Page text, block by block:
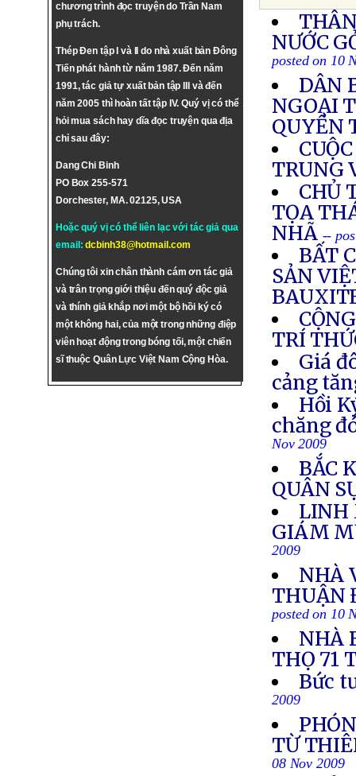
chương trình đọc truyện do Trần Nam
phụ trách.
Thép Đen tập I và II do nhà xuất bản Đông
Tiến phát hành từ năm 1987. Đến năm
1991, tác giả tự xuất bản tập III và đến
năm 2005 thì hoàn tất tập IV. Quý vị có thể
hỏi mua sách hay dĩa đọc truyện qua địa
chỉ sau đây:
Dang Chi Binh
PO Box 255-571
Dorchester, MA. 02125, USA
Hoặc quý vị có thể liên lạc với tác giả qua
email:dcbinh38@hotmail.com
Chúng tôi xin chân thành cám ơn tác giả
và trân trọng giới thiệu đến quý độc giả
và thính giả khắp nơi một bộ hồi ký có
một không hai, của một trong những điệp
viên hoạt động trong bóng tối, một chiến
sĩ thuộc Quân Lực Việt Nam Cộng Hòa.
NƯỚC
posted on 10
DÂN
NGOẠI
QUYỀN
TRUNG
CHỦ
TỌA
NHÃ --
BẤT
SẢN
TRÍ
Giá
cảng
Hồi
chăng
Nov 2009
BẮC
QUÂN
LINH
GIÁM
2009
NHÀ
THUẬN
posted on 10
NHÀ
THỌ 71
Bức
2009
TỪ
08 Nov 2009